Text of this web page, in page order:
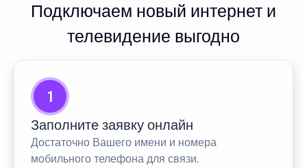
Подключаем новый интернет и
телевидение выгодно
1
Заполните заявку онлайн
Достаточно Вашего имени и номера
мобильного телефона для связи.